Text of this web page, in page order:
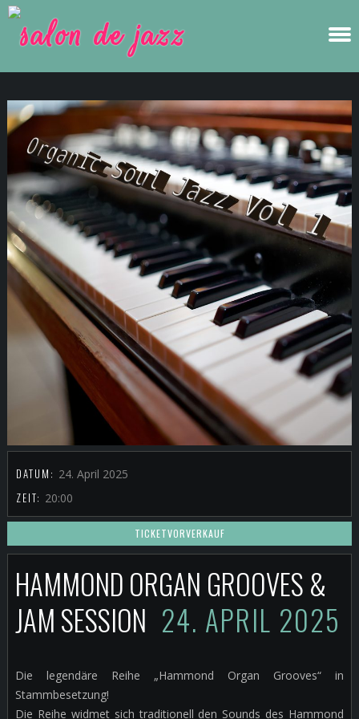
DATUM: 24. April 2025
ZEIT: 20:00
TICKETVORVERKAUF
HAMMOND ORGAN GROOVES &
JAM SESSION 24. APRIL 2025
Die legendäre Reihe „Hammond Organ Grooves“ in
Stammbesetzung!
Die Reihe widmet sich traditionell den Sounds des Hammond